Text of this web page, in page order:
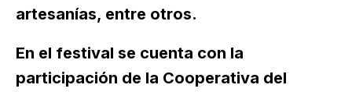
artesanías, entre otros.
En el festival se cuenta con la
participación de la Cooperativa del